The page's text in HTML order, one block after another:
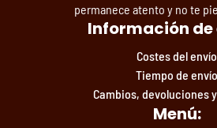
permanece atento y no te
Información de
Costes del envío
Tiempo de envío
Cambios, devoluciones
Menú: